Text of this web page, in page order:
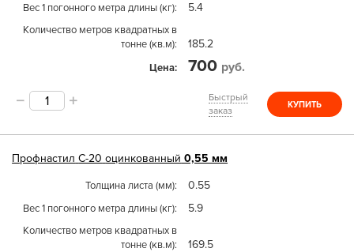
Вес 1 погонного метра длины (кг) 5.4
Количество метров квадратных в
тонне (кв.м)
185.2
Цена 700 руб.
Быстрый
заказ
КУПИТЬ
Профнастил С-20 оцинкованный 0,55 мм
Толщина листа (мм) 0.55
Вес 1 погонного метра длины (кг) 5.9
Количество метров квадратных в
тонне (кв.м)
169.5